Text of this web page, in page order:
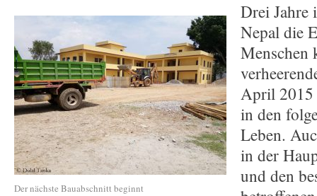
Der nächste Bauabschnitt beginnt
Drei Jahre
Nepal die
Menschen
April 2015
in den
Leben.
in der
und den